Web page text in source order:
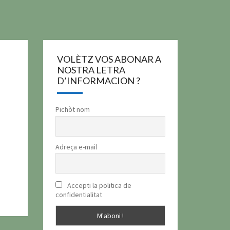
VOLÈTZ VOS ABONAR A
NOSTRA LETRA
D’INFORMACION ?
Pichòt nom
Adreça e-mail
Accepti la politica de
confidentialitat